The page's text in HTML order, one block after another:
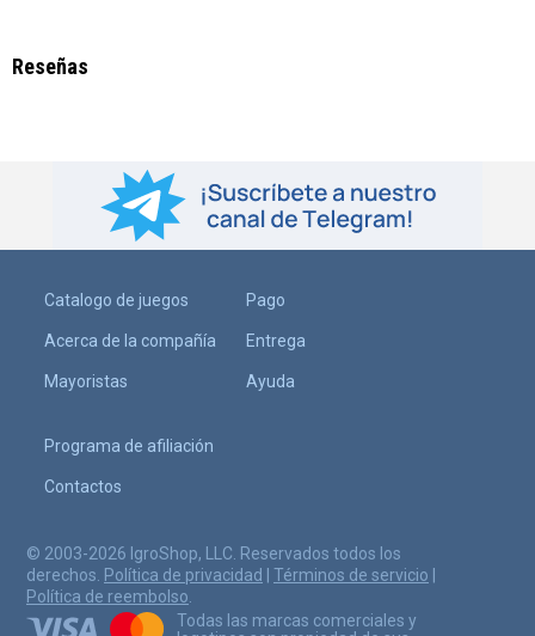
Reseñas
Catalogo de juegos
Acerca de la compañía
Mayoristas
Pago
Entrega
Ayuda
Programa de afiliación
Contactos
© 2003-2026 IgroShop, LLC. Reservados todos los
derechos. Política de privacidad Términos de servicio
Política de reembolso.
Todas las marcas comerciales y